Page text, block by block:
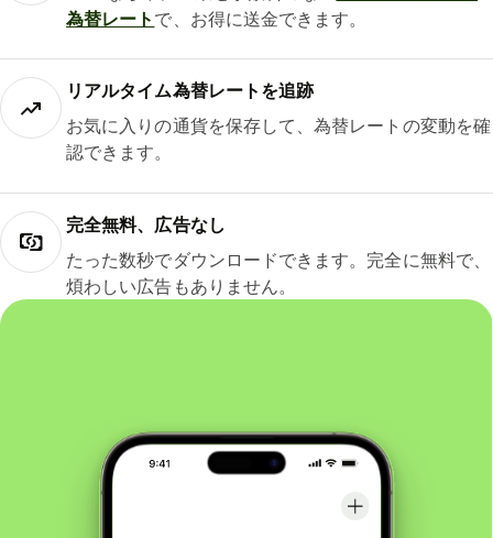
為替レート で、お得に送金できます。
リアルタイム為替レートを追跡
お気に入りの通貨を保存して、為替レートの変動を確
認できます。
完全無料、広告なし
たった数秒でダウンロードできます。完全に無料で、
煩わしい広告もありません。